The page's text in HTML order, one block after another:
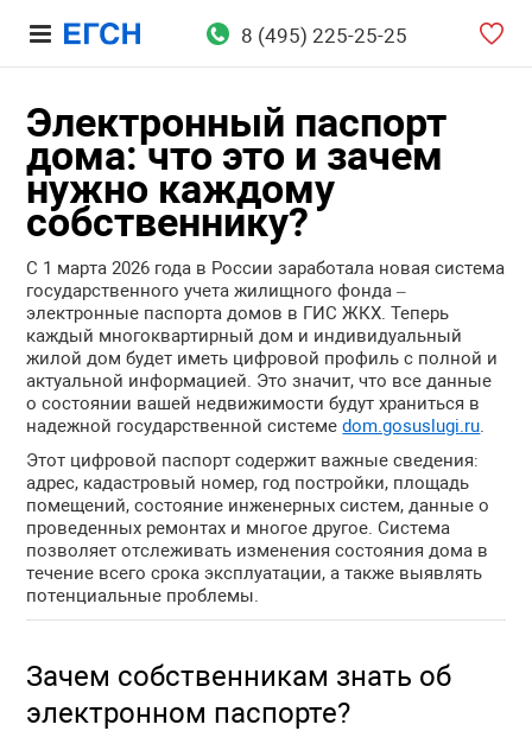
8 (495) 225-25-25
Электронный паспорт
дома: что это и зачем
нужно каждому
собственнику?
С 1 марта 2026 года в России заработала новая система
государственного учета жилищного фонда –
электронные паспорта домов в ГИС ЖКХ. Теперь
каждый многоквартирный дом и индивидуальный
жилой дом будет иметь цифровой профиль с полной и
актуальной информацией. Это значит, что все данные
о состоянии вашей недвижимости будут храниться в
надежной государственной системеdom.gosuslugi.ru.
Этот цифровой паспорт содержит важные сведения:
адрес, кадастровый номер, год постройки, площадь
помещений, состояние инженерных систем, данные о
проведенных ремонтах и многое другое. Система
позволяет отслеживать изменения состояния дома в
течение всего срока эксплуатации, а также выявлять
потенциальные проблемы.
Зачем собственникам знать об
электронном паспорте?